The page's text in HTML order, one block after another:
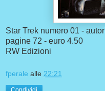
Star Trek numero 01 -
pagine 72 - euro 4.50
RW Edizioni
fperale alle 22:21